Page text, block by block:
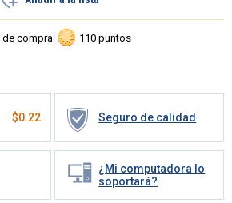
de compra: 110 puntos
$0.22 Seguro de calidad
¿Mi computadora lo
soportará?